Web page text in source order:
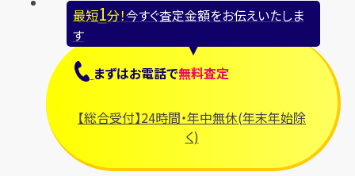
最短1分！今すぐ査定金額をお伝えいたしま
す
まずはお電話で無料査定
【総合受付】24時間・年中無休(年末年始除
く)